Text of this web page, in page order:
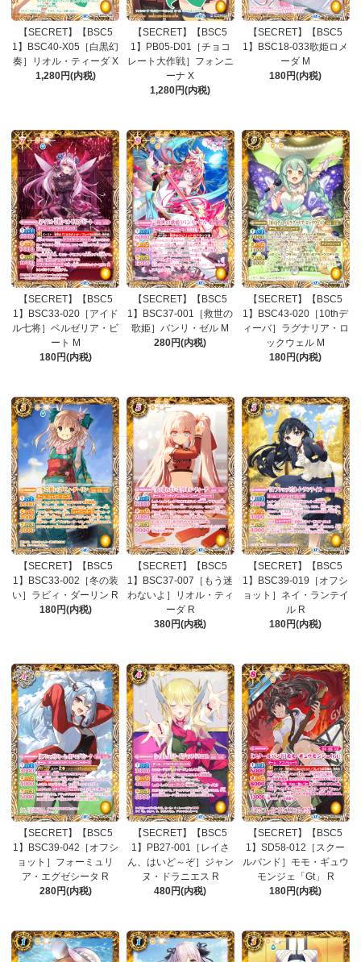
【SECRET】【BSC5
1】BSC40-X05［白黒幻
奏］リオル・ティーダ X
1,280円(内税)
【SECRET】【BSC5
1】PB05-D01［チョコ
レート大作戦］フォンニ
ーナ X
1,280円(内税)
【SECRET】【BSC5
1】BSC18-033歌姫ロメ
ーダ M
180円(内税)
【SECRET】【BSC5
1】BSC33-020［アイド
ル七将］ベルゼリア・ビ
ート M
180円(内税)
【SECRET】【BSC5
1】BSC37-001［救世の
歌姫］バンリ・ゼル M
280円(内税)
【SECRET】【BSC5
1】BSC43-020［10thデ
ィーバ］ラグナリア・ロ
ックウェル M
180円(内税)
【SECRET】【BSC5
1】BSC33-002［冬の装
い］ラビィ・ダーリン R
180円(内税)
【SECRET】【BSC5
1】BSC37-007［もう迷
わないよ］リオル・ティ
ーダ R
380円(内税)
【SECRET】【BSC5
1】BSC39-019［オフシ
ョット］ネイ・ランテイ
ル R
180円(内税)
【SECRET】【BSC5
1】BSC39-042［オフシ
ョット］フォーミュリ
ア・エグゼシータ R
280円(内税)
【SECRET】【BSC5
1】PB27-001［レイさ
ん、はいど～ぞ］ジャン
ヌ・ドラニエス R
480円(内税)
【SECRET】【BSC5
1】SD58-012［スクー
ルバンド］モモ・ギュウ
モンジェ「Gt」 R
180円(内税)